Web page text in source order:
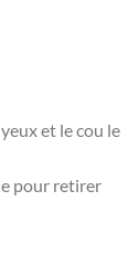
et le cou le
pour retirer